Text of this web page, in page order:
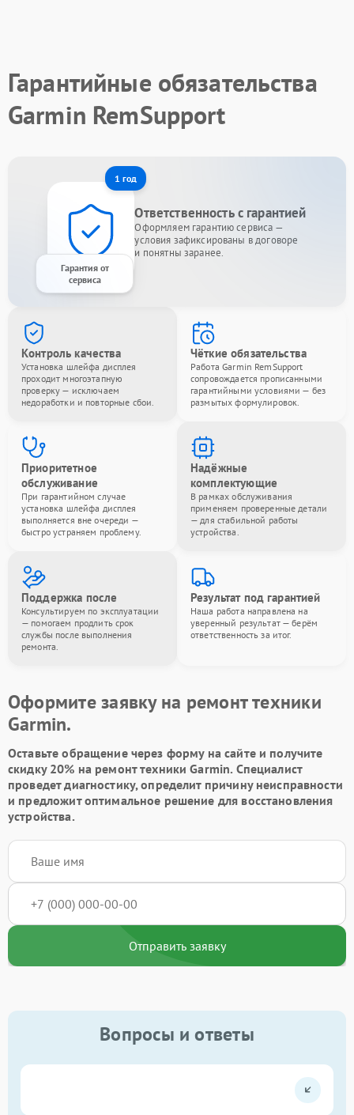
Гарантийные обязательства
Garmin RemSupport
1 год
Гарантия от
сервиса
Ответственность с гарантией
Оформляем гарантию сервиса —
условия зафиксированы в договоре
и понятны заранее.
Контроль качества
Установка шлейфа дисплея
проходит многоэтапную
проверку — исключаем
недоработки и повторные сбои.
Чёткие обязательства
Работа Garmin RemSupport
сопровождается прописанными
гарантийными условиями — без
размытых формулировок.
Приоритетное
обслуживание
При гарантийном случае
установка шлейфа дисплея
выполняется вне очереди —
быстро устраняем проблему.
Надёжные
комплектующие
В рамках обслуживания
применяем проверенные детали
— для стабильной работы
устройства.
Поддержка после
Консультируем по эксплуатации
— помогаем продлить срок
службы после выполнения
ремонта.
Результат под гарантией
Наша работа направлена на
уверенный результат — берём
ответственность за итог.
Оформите заявку на ремонт техники
Garmin.
Оставьте обращение через форму на сайте и получите
скидку 20% на ремонт техники Garmin. Специалист
проведет диагностику, определит причину неисправности
и предложит оптимальное решение для восстановления
устройства.
Отправить заявку
Вопросы и ответы